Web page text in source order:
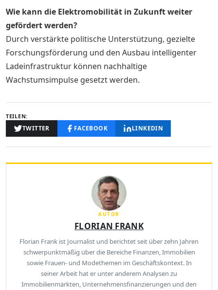
Wie kann die Elektromobilität in Zukunft weiter
gefördert werden?
Durch verstärkte politische Unterstützung, gezielte
Forschungsförderung und den Ausbau intelligenter
Ladeinfrastruktur können nachhaltige
Wachstumsimpulse gesetzt werden.
TEILEN:
TWITTER FACEBOOK LINKEDIN
AUTOR
FLORIAN FRANK
Florian Frank ist Journalist und berichtet seit über zehn Jahren
schwerpunktmäßig über die Bereiche Finanzen, Immobilien
sowie Frauen- und Modethemen im Geschäftskontext. In
seiner Arbeit hat er unter anderem Analysen zu
Immobilienmärkten, Unternehmensfinanzierungen und den